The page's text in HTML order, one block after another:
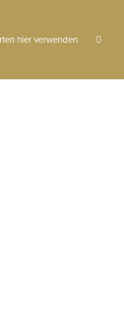
hier verwenden